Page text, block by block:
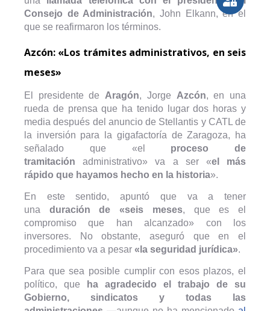
Consejo de Administración, John Elkann, en el
que se reafirmaron los términos.
Azcón: «Los trámites administrativos, en seis
meses»
El presidente de Aragón, Jorge Azcón, en una
rueda de prensa que ha tenido lugar dos horas y
media después del anuncio de Stellantis y CATL de
la inversión para la gigafactoría de Zaragoza, ha
señalado que «el proceso de
tramitación administrativo» va a ser «el más
rápido que hayamos hecho en la historia».
En este sentido, apuntó que va a tener
una duración de «seis meses, que es el
compromiso que han alcanzado» con los
inversores. No obstante, aseguró que en el
procedimiento va a pesar «la seguridad jurídica».
Para que sea posible cumplir con esos plazos, el
político, que ha agradecido el trabajo de su
Gobierno, sindicatos y todas las